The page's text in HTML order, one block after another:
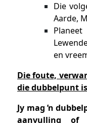
Die
Aarde,
en
Die foute,
die dubbelpunt
Jy mag ŉ
aanvulling